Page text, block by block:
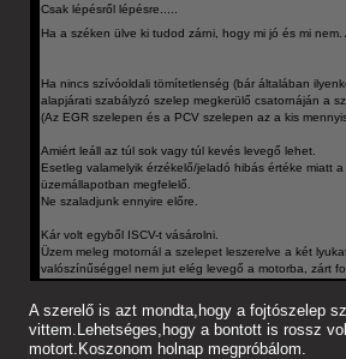
Csak lépésről lépésre.....
Ha a széken ülve ki tudod zárni, hogy mi jó és mi
Ha nincs szívóoldali tömítetlenség (bár általában
alapjárati szabályzó szelep megkerülő csatornáján a
(Az EGR szelepen és a PCV szelepen az a kis
Amiért leáll az túl sok vagy túl kevés levegő lehet.
Esetleg valamelyik érzékelő/jeladó hibás értéke miatt
üzemállapotban megfelelő.
Ne szaladjunk ennyire előre.
Kár volt egyből ISCV-t vásárolni.
Üzem meleg motornál a szelepet leszerelve a két
valószínűséggel nem jut elég levegő a motorba, zárt
A szerelő is azt mondta,hogy a fojtószelep
vittem.Lehetséges,hogy a bontott is rossz
motort.Koszonom holnap megpróbálom.